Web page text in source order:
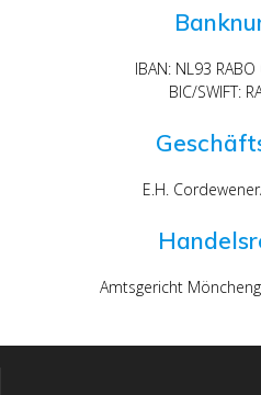
IBAN: NL93
BIC/SWIFT:
E.H.
Amtsgericht